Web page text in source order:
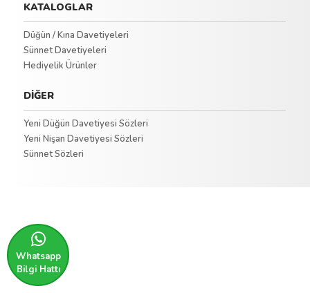
Whatsapp
Bilgi Hattı
KATALOGLAR
Düğün / Kına Davetiyeleri
Sünnet Davetiyeleri
Hediyelik Ürünler
DİĞER
Yeni Düğün Davetiyesi Sözleri
Yeni Nişan Davetiyesi Sözleri
Sünnet Sözleri